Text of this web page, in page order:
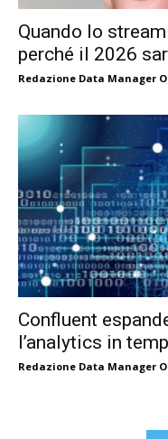
Quando lo
perché il 2026
Redazione Data Manager
Confluent
l’analytics in
Redazione Data Manager